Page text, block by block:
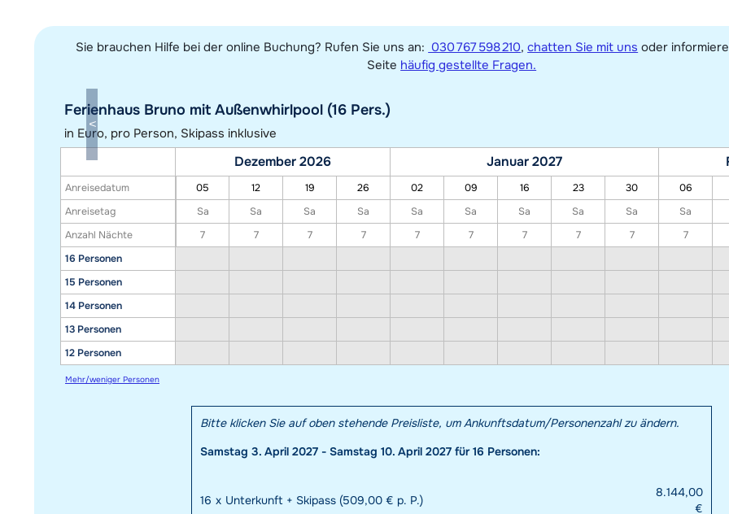
Sie brauchen Hilfe bei der online Buchung? Rufen Sie uns an: 030 767 598 210,chatten Sie mit uns oder
Seite häufig gestellte Fragen.
Ferienhaus Bruno mit Außenwhirlpool (16 Pers.)
in Euro, pro Person, Skipass inklusive
Anreisedatum
Anreisetag
Anzahl Nächte
16 Personen
15 Personen
14 Personen
13 Personen
12 Personen
Dezember 2026 Januar 2027
05 12 19 26 02 09 16 23 30 06
Sa
Sa Sa Sa Sa Sa Sa Sa Sa Sa
7
7 7 7 7 7 7 7 7 7
Mehr/weniger Personen
Bitte klicken Sie auf oben stehende Preisliste, um Ankunftsdatum/Personenzahl zu ändern.
Samstag 3. April 2027 - Samstag 10. April 2027 für 16 Personen:
16 x Unterkunft + Skipass (509,00 € p. P.)
8.144,00
€